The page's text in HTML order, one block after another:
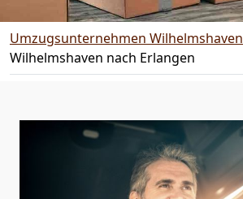
Umzugsunternehmen Wilhelmshaven
Wilhelmshaven nach Erlangen